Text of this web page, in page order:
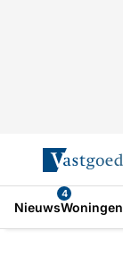
Nieuws
4
Woningen